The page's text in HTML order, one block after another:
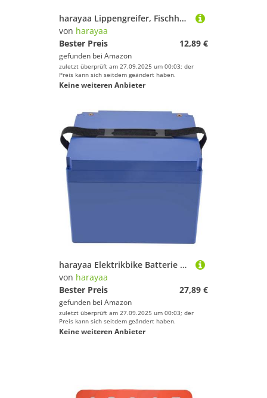
harayaa Lippengreifer, Fischhalter, Salzwasser Angelgerät, Leicht, mit Rutschfestem Griff, Angelwerkzeuge, GrÜn
von harayaa
Bester Preis
12,89 €
gefunden bei Amazon
zuletzt überprüft am 27.09.2025 um 00:03; der
Preis kann sich seitdem geändert haben.
Keine weiteren Anbieter
harayaa Elektrikbike Batterie Box Ausrüstung Zubehör Behälter Vielseitiger Tragetasche
von harayaa
Bester Preis
27,89 €
gefunden bei Amazon
zuletzt überprüft am 27.09.2025 um 00:03; der
Preis kann sich seitdem geändert haben.
Keine weiteren Anbieter